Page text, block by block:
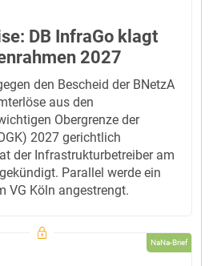
DB InfraGo klagt
2027
den Bescheid der BNetzA
aus den
Obergrenze der
2027 gerichtlich
der Infrastrukturbetreiber am
Parallel werde ein
VG Köln angestrengt.
NaNa-Brief